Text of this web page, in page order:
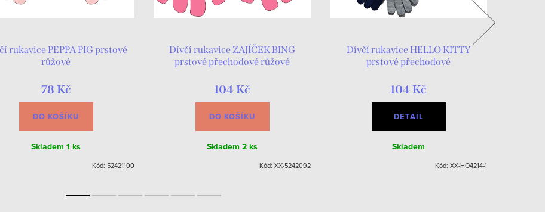
rukavice PEPPA PIG prstové
růžové
78 Kč
DO KOŠÍKU
Skladem 1 ks
Kód: 52421100
Dívčí rukavice ZAJÍČEK BING
prstové přechodové růžové
104 Kč
DO KOŠÍKU
Skladem 2 ks
Kód: XX-5242092
Dívčí rukavice HELLO KITTY
prstové přechodové
104 Kč
DETAIL
Skladem
Kód: XX-HO4214-1